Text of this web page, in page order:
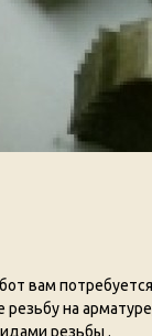
вам
на
резьбы .